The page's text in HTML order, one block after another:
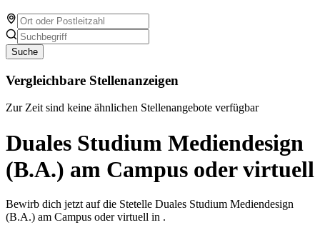
Suche
Vergleichbare Stellenanzeigen
Zur Zeit sind keine ähnlichen Stellenangebote verfügbar
Duales Studium Mediendesign
(B.A.) am Campus oder virtuell
Bewirb dich jetzt auf die Stetelle Duales Studium Mediendesign
(B.A.) am Campus oder virtuell in .